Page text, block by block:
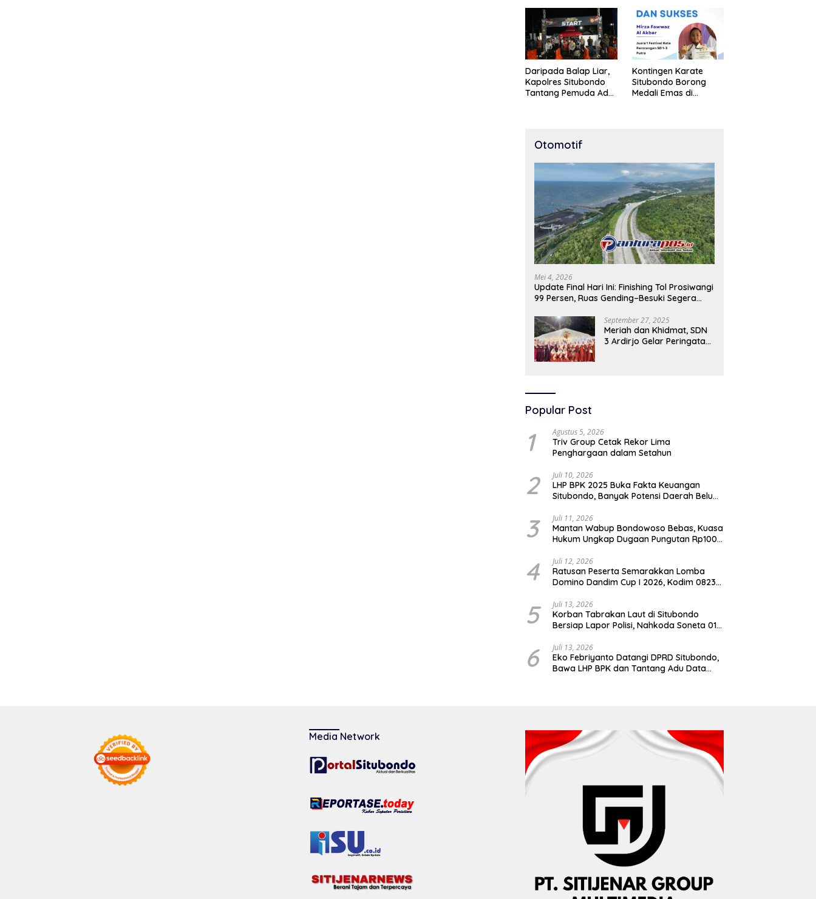
Kelompok Umur 10
Tahun
Sepak Bola Kapolres
Cup 2026
Daripada Balap Liar,
Kapolres Situbondo
Tantang Pemuda Adu
Kontingen Karate
Situbondo Borong
Medali Emas di
Otomotif
Mei 4, 2026
Update Final Hari Ini: Finishing Tol Prosiwangi
99 Persen, Ruas Gending–Besuki Segera
September 27, 2025
Meriah dan Khidmat, SDN
3 Ardirjo Gelar Peringatan
Popular Post
1 Agustus 5, 2026
Triv Group Cetak Rekor Lima
Penghargaan dalam Setahun
2 Juli 10, 2026
LHP BPK 2025 Buka Fakta Keuangan
Situbondo, Banyak Potensi Daerah Belum
3 Juli 11, 2026
Mantan Wabup Bondowoso Bebas, Kuasa
Hukum Ungkap Dugaan Pungutan Rp100
4 Juli 12, 2026
Ratusan Peserta Semarakkan Lomba
Domino Dandim Cup I 2026, Kodim 0823
Dukung Penguatan Ekonomi Desa
5 Juli 13, 2026
Korban Tabrakan Laut di Situbondo
Bersiap Lapor Polisi, Nahkoda Soneta 01
Rusak
6 Juli 13, 2026
Eko Febriyanto Datangi DPRD Situbondo,
Bawa LHP BPK dan Tantang Adu Data
Media Network